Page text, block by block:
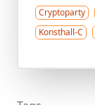
Cryptoparty
Konsthall-C